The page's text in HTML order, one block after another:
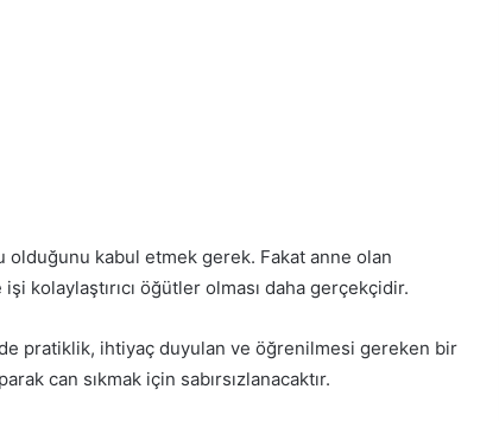
olduğunu kabul etmek gerek. Fakat anne olan
kolaylaştırıcı öğütler olması daha gerçekçidir.
pratiklik, ihtiyaç duyulan ve öğrenilmesi gereken bir
can sıkmak için sabırsızlanacaktır.